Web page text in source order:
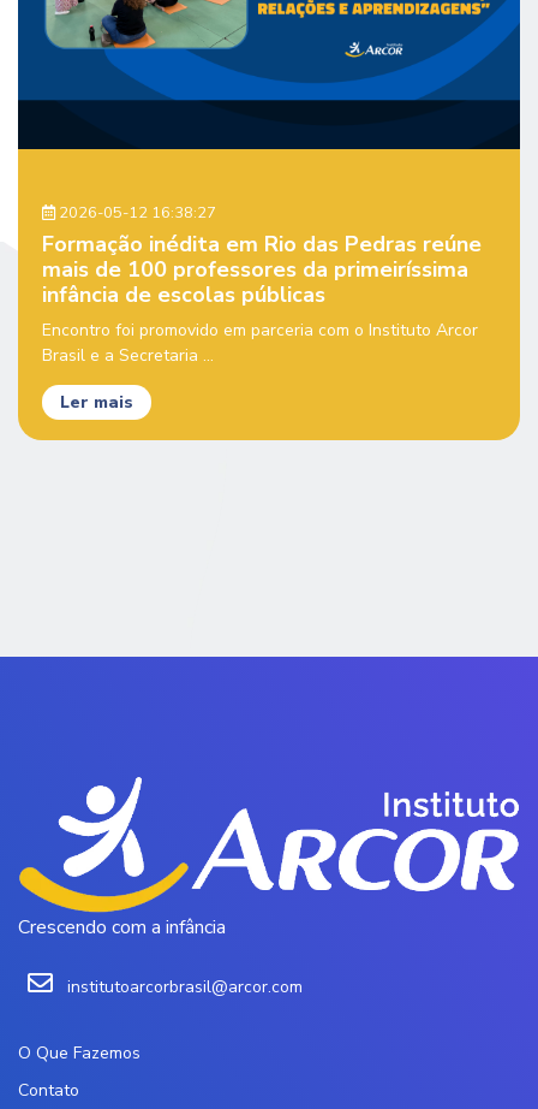
2026-05-12 16:38:27
Formação inédita em Rio das Pedras reúne
mais de 100 professores da primeiríssima
infância de escolas públicas
Encontro foi promovido em parceria com o Instituto Arcor
Brasil e a Secretaria ...
Ler mais
Crescendo com a infância
institutoarcorbrasil@arcor.com
O Que Fazemos
Contato